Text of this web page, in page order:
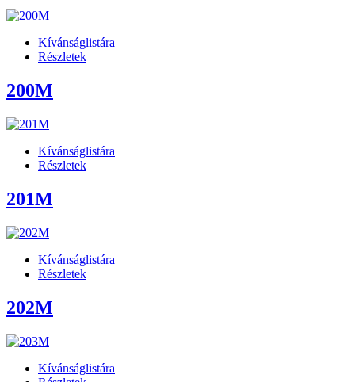
Kívánságlistára
Részletek
200M
Kívánságlistára
Részletek
201M
Kívánságlistára
Részletek
202M
Kívánságlistára